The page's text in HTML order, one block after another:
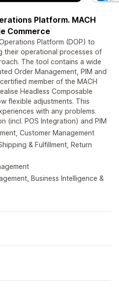
Platform. MACH
Commerce
Platform (DOP) to
their operational processes of
The tool contains a wide
Order Management, PIM and
member of the MACH
Headless Composable
flexible adjustments. This
with any problems.
(incl. POS Integration) and PIM
Customer Management
& Fulfillment, Return
Business Intelligence &